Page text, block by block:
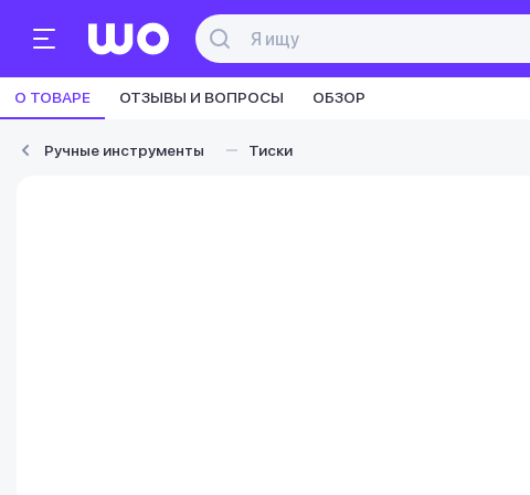
О ТОВАРЕ ОТЗЫВЫ И ВОПРОСЫ ОБЗОР
Ручные инструменты Тиски